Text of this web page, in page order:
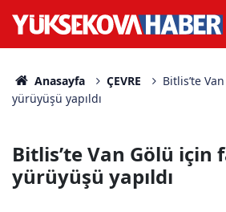
Anasayfa ÇEVRE
Bitlis’te
yürüyüşü yapıldı
Bitlis’te Van Gölü için
yürüyüşü yapıldı